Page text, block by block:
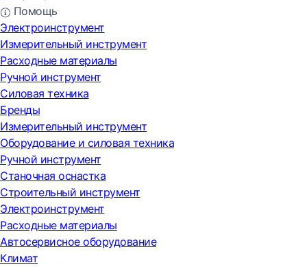
Помощь
Электроинструмент
Измерительный инструмент
Расходные материалы
Ручной инструмент
Силовая техника
Бренды
Измерительный инструмент
Оборудование и силовая техника
Ручной инструмент
Станочная оснастка
Строительный инструмент
Электроинструмент
Расходные материалы
Автосервисное оборудование
Климат